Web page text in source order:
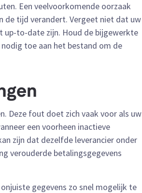
Een veelvoorkomende oorzaak
de tijd verandert. Vergeet niet dat uw
up-to-date zijn. Houd de bijgewerkte
toe aan het bestand om de
Deze fout doet zich vaak voor als uw
een voorheen inactieve
zijn dat dezelfde leverancier onder
verouderde betalingsgegevens
gegevens zo snel mogelijk te